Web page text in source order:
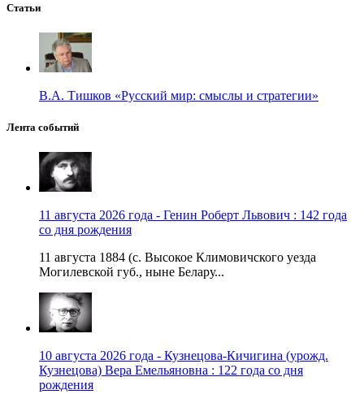
Статьи
В.А. Тишков «Русский мир: смыслы и стратегии»
Лента событий
11 августа 2026 года - Генин Роберт Львович : 142 года
со дня рождения
11 августа 1884 (с. Высокое Климовичского уезда
Могилевской губ., ныне Белару...
10 августа 2026 года - Кузнецова-Кичигина (урожд.
Кузнецова) Вера Емельяновна : 122 года со дня
рождения